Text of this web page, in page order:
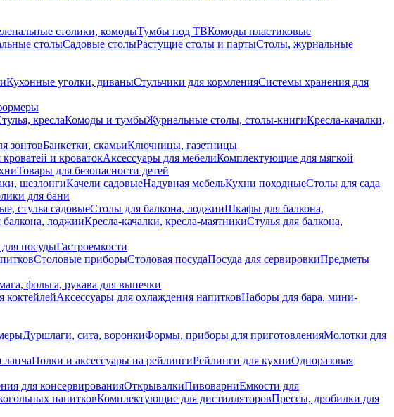
столики, комодыТумбы под ТВКомоды пластиковые
столыСадовые столыРастущие столы и партыСтолы, журнальные
Кухонные уголки, диваныСтульчики для кормленияСистемы хранения для
креслаКомоды и тумбыЖурнальные столы, столы-книгиКресла-качалки,
зонтовБанкетки, скамьиКлючницы, газетницы
и кроватокАксессуары для мебелиКомплектующие для мягкой
Товары для безопасности детей
шезлонгиКачели садовыеНадувная мебельКухни походныеСтолы для сада
для бани
стулья садовыеСтолы для балкона, лоджииШкафы для балкона,
лоджииКресла-качалки, кресла-маятникиСтулья для балкона,
посудыГастроемкости
Столовые приборыСтоловая посудаПосуда для сервировкиПредметы
фольга, рукава для выпечки
коктейлейАксессуары для охлаждения напитковНаборы для бара, мини-
Дуршлаги, сита, воронкиФормы, приборы для приготовленияМолотки для
ланчаПолки и аксессуары на рейлингиРейлинги для кухниОдноразовая
для консервированияОткрывалкиПивоварниЕмкости для
напитковКомплектующие для дистилляторовПрессы, дробилки для